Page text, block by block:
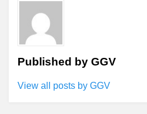
Published by GGV
View all posts by GGV